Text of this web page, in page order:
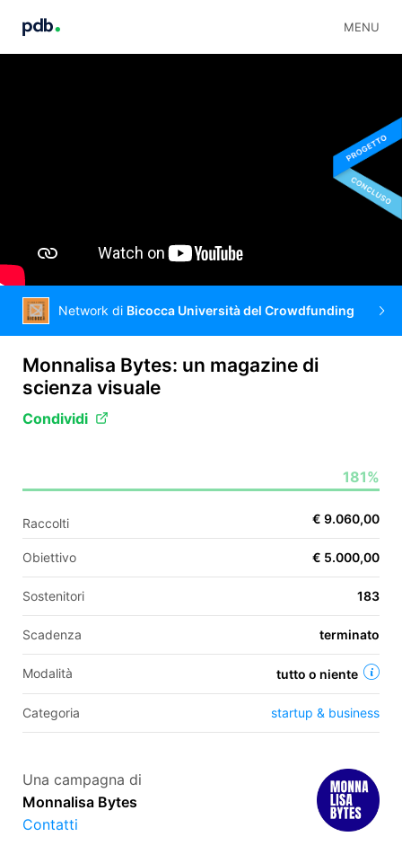
MENU
IT
ES
Network di Bicocca Università del Crowdfunding
Monnalisa Bytes: un magazine di
scienza visuale
Condividi
181%
Raccolti € 9.060,00
Obiettivo € 5.000,00
Sostenitori 183
Scadenza terminato
Modalità tutto o niente
Categoria startup & business
Una campagna di
Monnalisa Bytes
Contatti